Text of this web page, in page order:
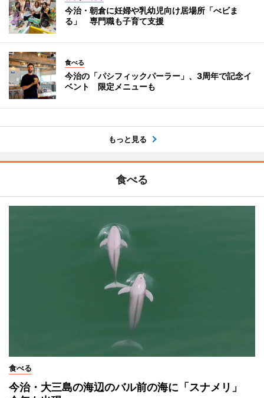
今治・朝倉に妊婦や乳幼児向け居場所「べビま
る」 専門職も子育て支援
食べる
今治の「パシフィックパーラー」、3周年で記念イ
ベント 限定メニューも
もっと見る
食べる
食べる
今治・大三島の海辺のバル前の海に「スナメリ」